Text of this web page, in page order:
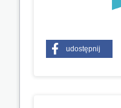
udostępnij